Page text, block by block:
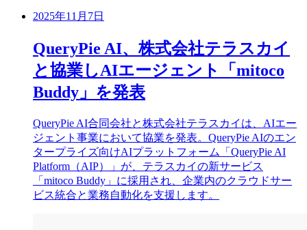
2025年11月7日
QueryPie AI、株式会社テラスカイ
と協業しAIエージェント「mitoco
Buddy」を発表
QueryPie AI合同会社と株式会社テラスカイは、AIエー
ジェント事業において協業を発表。QueryPie AIのエン
タープライズ向けAIプラットフォーム「QueryPie AI
Platform（AIP）」が、テラスカイの新サービス
「mitoco Buddy」に採用され、企業内のクラウドサー
ビス統合と業務自動化を支援します。